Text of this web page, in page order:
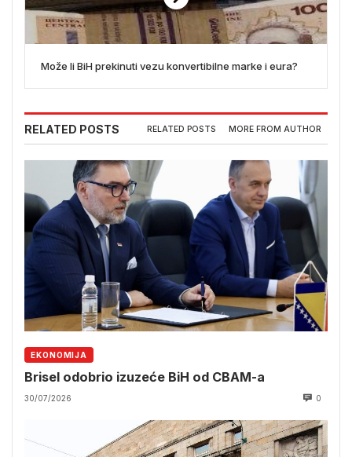
Može li BiH prekinuti vezu konvertibilne marke i eura?
RELATED POSTS RELATED POSTS MORE FROM AUTHOR
EKONOMIJA
Brisel odobrio izuzeće BiH od CBAM-a
30/07/2026 0